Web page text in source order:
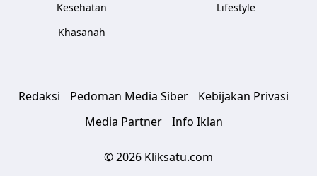
Kesehatan
Khasanah
Lifestyle
Redaksi Pedoman Media Siber
Kebijakan Privasi
Media Partner
Info Iklan
© 2026 Kliksatu.com